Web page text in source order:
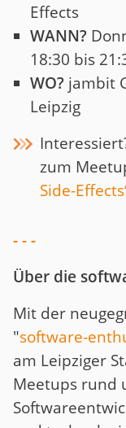
Effects
WANN?
18:30 bis
WO? jambit
Leipzig
zum
Side-
- - -
Über die
Mit der
"software-
am Leipziger
Meetups rund